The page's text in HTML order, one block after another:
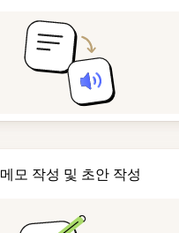
메모 작성 및 초안 작성